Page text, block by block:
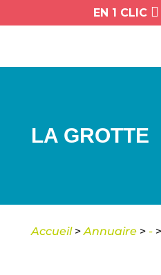
EN 1 CLIC 
LA GROTTE
Accueil>Annuaire> ->